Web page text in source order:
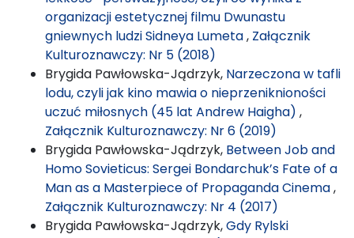
organizacji estetycznej filmu Dwunastu
gniewnych ludzi Sidneya Lumeta, Załącznik
Kulturoznawczy: Nr 5 (2018)
Brygida Pawłowska-Jądrzyk, Narzeczona w tafli
lodu, czyli jak kino mawia o nieprzeniknioności
uczuć miłosnych (45 lat Andrew Haigha) ,
Załącznik Kulturoznawczy: Nr 6 (2019)
Brygida Pawłowska-Jądrzyk, Between Job and
Homo Sovieticus: Sergei Bondarchuk’s Fate of a
Man as a Masterpiece of Propaganda Cinema,
Załącznik Kulturoznawczy: Nr 4 (2017)
Brygida Pawłowska-Jądrzyk,Gdy Rylski